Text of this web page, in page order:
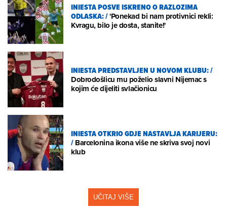
INIESTA POSVE ISKRENO O RAZLOZIMA
ODLASKA:/'Ponekad bi nam protivnici rekli:
Kvragu, bilo je dosta, stanite!'
INIESTA PREDSTAVLJEN U NOVOM KLUBU:/
Dobrodošlicu mu poželio slavni Nijemac s
kojim će dijeliti svlačionicu
INIESTA OTKRIO GDJE NASTAVLJA KARIJERU:
/Barcelonina ikona više ne skriva svoj novi
klub
UČITAJ VIŠE